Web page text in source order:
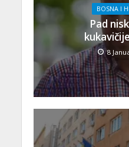
BOSNA I
Pad
8